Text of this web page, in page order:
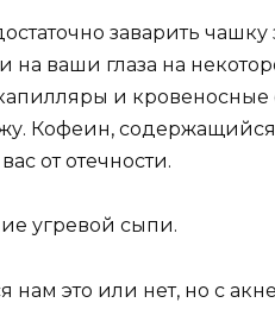
заварить
на ваши глаза на
и кровеносные
Кофеин, содержащийся
от отечности.
угревой сыпи.
нам это или нет, но с